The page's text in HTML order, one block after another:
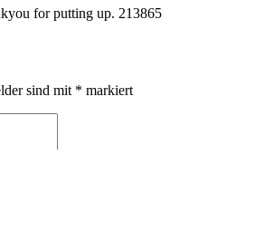
for putting up. 213865
sind mit * markiert